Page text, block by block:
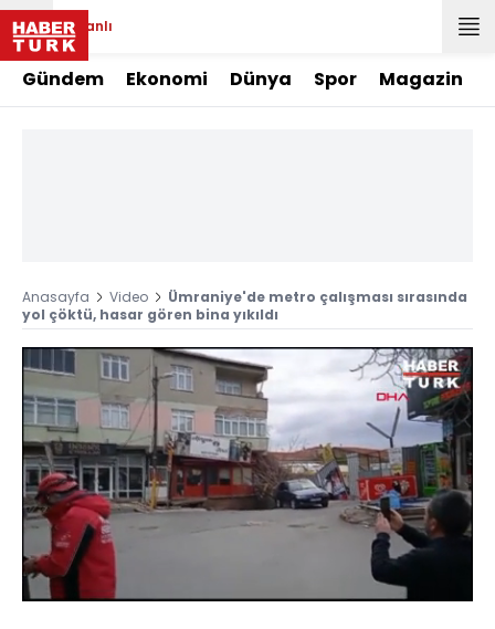
Canlı
Gündem Ekonomi Dünya Spor Magazin
Anasayfa Video
Ümraniye'de metro çalışması sırasında
yol çöktü, hasar gören bina yıkıldı
Aç
Yüklendi
26.90%
Oynatma
Hızı